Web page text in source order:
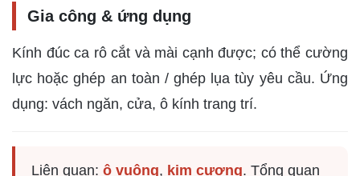
Gia công & ứng dụng
Kính đúc ca rô cắt và mài cạnh được; có thể cường
lực hoặc ghép an toàn / ghép lụa tùy yêu cầu. Ứng
dụng: vách ngăn, cửa, ô kính trang trí.
Liên quan: ô vuông, kim cương. Tổng quan